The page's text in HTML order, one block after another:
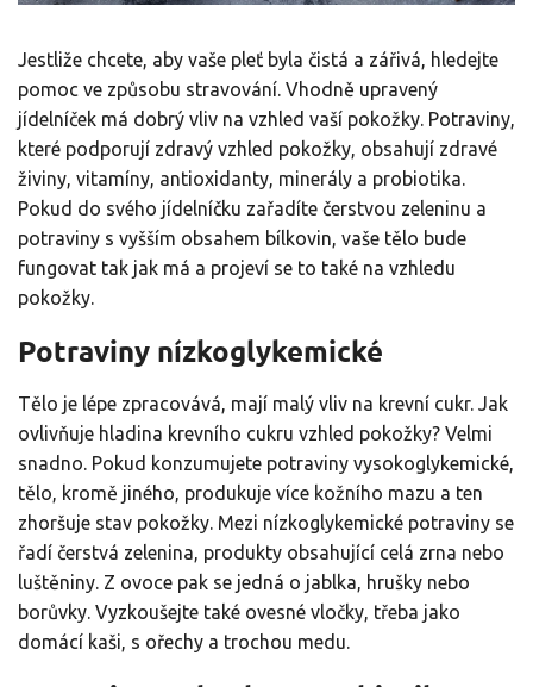
Jestliže chcete, aby vaše pleť byla čistá a zářivá, hledejte
pomoc ve způsobu stravování. Vhodně upravený
jídelníček má dobrý vliv na vzhled vaší pokožky. Potraviny,
které podporují zdravý vzhled pokožky, obsahují zdravé
živiny, vitamíny, antioxidanty, minerály a probiotika.
Pokud do svého jídelníčku zařadíte čerstvou zeleninu a
potraviny s vyšším obsahem bílkovin, vaše tělo bude
fungovat tak jak má a projeví se to také na vzhledu
pokožky.
Potraviny nízkoglykemické
Tělo je lépe zpracovává, mají malý vliv na krevní cukr. Jak
ovlivňuje hladina krevního cukru vzhled pokožky? Velmi
snadno. Pokud konzumujete potraviny vysokoglykemické,
tělo, kromě jiného, produkuje více kožního mazu a ten
zhoršuje stav pokožky. Mezi nízkoglykemické potraviny se
řadí čerstvá zelenina, produkty obsahující celá zrna nebo
luštěniny. Z ovoce pak se jedná o jablka, hrušky nebo
borůvky. Vyzkoušejte také ovesné vločky, třeba jako
domácí kaši, s ořechy a trochou medu.